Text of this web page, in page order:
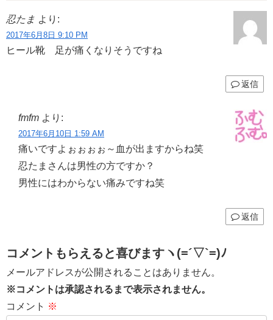
忍たま より:
2017年6月8日 9:10 PM
ヒール靴 足が痛くなりそうですね
返信
fmfm より:
2017年6月10日 1:59 AM
痛いですよぉぉぉぉ～血が出ますからね笑
忍たまさんは男性の方ですか？
男性にはわからない痛みですね笑
返信
コメントもらえると喜びますヽ(=´▽`=)ﾉ
メールアドレスが公開されることはありません。
※コメントは承認されるまで表示されません。
コメント ※